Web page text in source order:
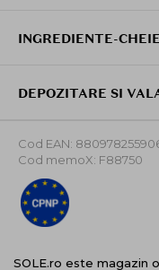
Aplica zilnic o
de a iesi din casa.
aplicarea
barierei protectoare
recomanda
special in
petreci timp langa
INGREDIENTE-CHEIE
DEPOZITARE SI
Cod EAN:
Cod memoX: F88750
SOLE.ro este magazin